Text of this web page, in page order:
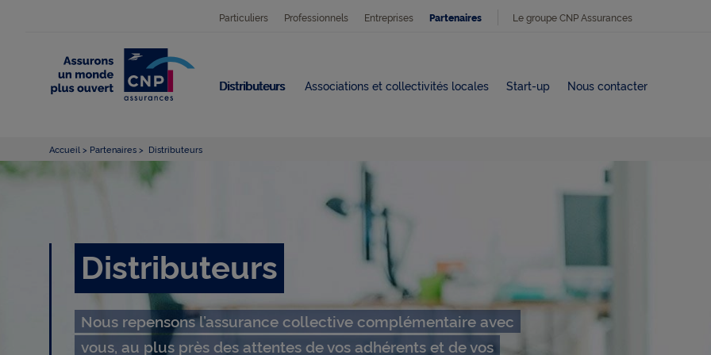
Particuliers Professionnels Entreprises Partenaires Le groupe CNP Assurances
Distributeurs Associations et collectivités locales Start-up Nous contacter
Accueil Partenaires Distributeurs
D
i
Distributeurs
Nous repensons l’assurance collective complémentaire avec
vous, au plus près des attentes de vos adhérents et de vos